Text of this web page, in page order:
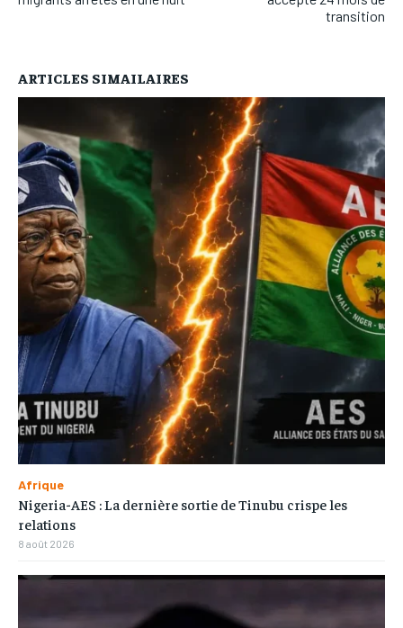
transition
ARTICLES SIMAILAIRES
Afrique
Nigeria-AES : La dernière sortie de Tinubu crispe les
relations
8 août 2026